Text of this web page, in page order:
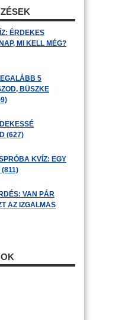
ÉRDEKES
MI KELL MÉG?
5
BÜSZKE
(627)
KVÍZ: EGY
(811)
VAN PÁR
AZ IZGALMAS